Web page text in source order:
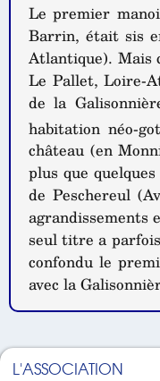
Le premier
Barrin, était sis
Atlantique). Mais
Le Pallet, Loire-
de la
habitation néo-
château (en
plus que
de Peschereul
seul titre a
confondu le
avec la
L'ASSOCIATION